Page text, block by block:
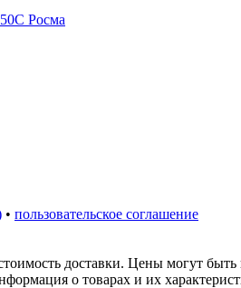
• пользовательское соглашение
доставки. Цены могут
о товарах и их